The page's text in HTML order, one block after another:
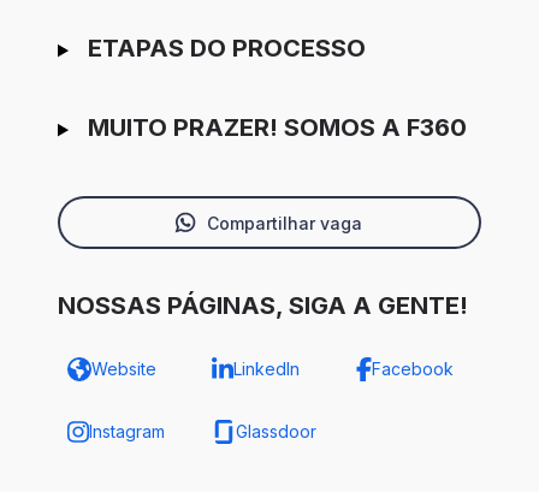
ETAPAS DO PROCESSO
MUITO PRAZER! SOMOS A F360
Compartilhar vaga
NOSSAS PÁGINAS, SIGA A GENTE!
Website LinkedIn Facebook
Instagram Glassdoor